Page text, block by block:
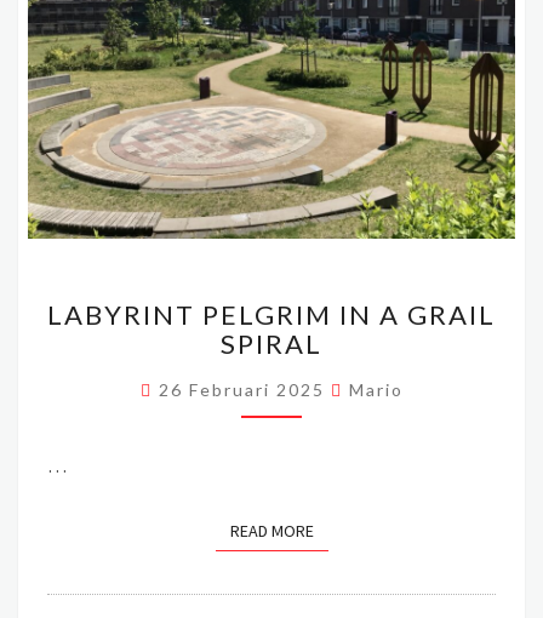
PELGRIM
IN
SPIRAL
LABYRINT PELGRIM IN A GRAIL
SPIRAL
26 Februari 2025 Mario
…
READ MOREREAD MORE